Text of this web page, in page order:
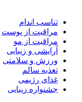
تناسب اندام
مراقبت از پوست
مراقبت از مو
آرایشی و زیبایی
ورزش و سلامتی
تغذیه سالم
غذای رژیمی
جشنواره زیبایی